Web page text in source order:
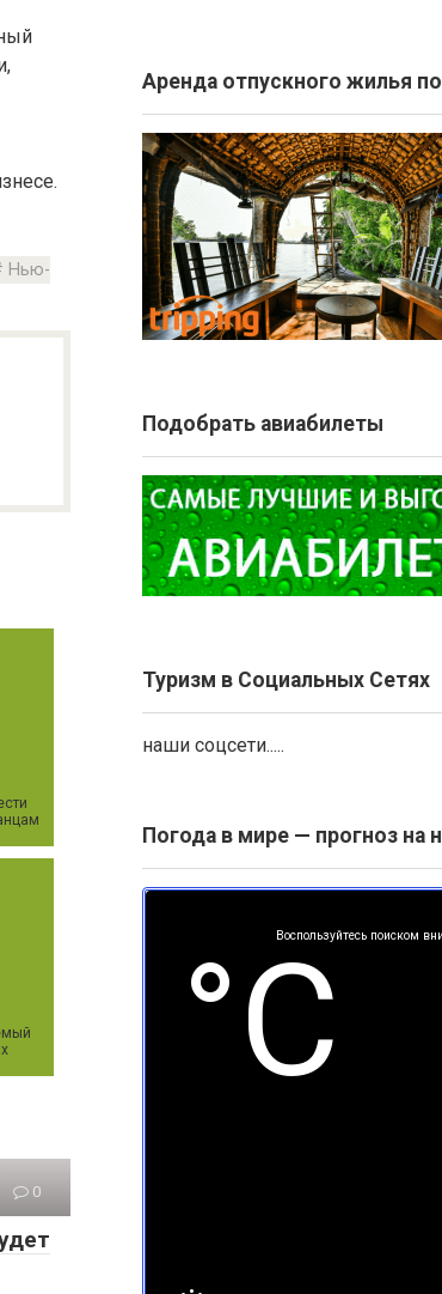
Нью-
0
Аренда отпускного жилья
Подобрать авиабилеты
Туризм в Социальных Сетях
наши соцсети.....
Погода в мире — прогноз на
Воспользуйтесь поиском
°С